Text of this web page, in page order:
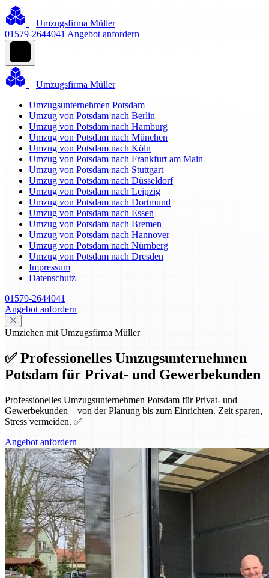
Umzugsfirma Müller
01579-2644041 Angebot anfordern
Umzugsfirma Müller
Umzugsunternehmen Potsdam
Umzug von Potsdam nach Berlin
Umzug von Potsdam nach Hamburg
Umzug von Potsdam nach München
Umzug von Potsdam nach Köln
Umzug von Potsdam nach Frankfurt am Main
Umzug von Potsdam nach Stuttgart
Umzug von Potsdam nach Düsseldorf
Umzug von Potsdam nach Leipzig
Umzug von Potsdam nach Dortmund
Umzug von Potsdam nach Essen
Umzug von Potsdam nach Bremen
Umzug von Potsdam nach Hannover
Umzug von Potsdam nach Nürnberg
Umzug von Potsdam nach Dresden
Impressum
Datenschutz
01579-2644041
Angebot anfordern
Umziehen mit Umzugsfirma Müller
✅ Professionelles Umzugsunternehmen
Potsdam für Privat- und Gewerbekunden
Professionelles Umzugsunternehmen Potsdam für Privat- und
Gewerbekunden – von der Planung bis zum Einrichten. Zeit sparen,
Stress vermeiden. ✅
Angebot anfordern